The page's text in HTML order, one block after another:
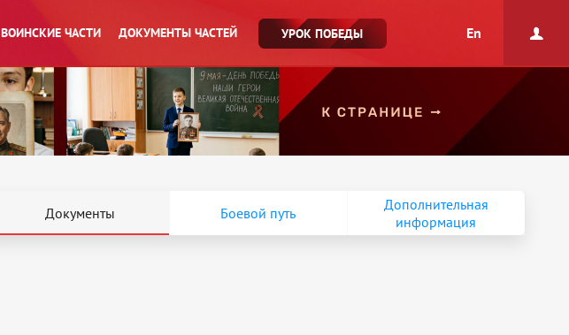
ВОИНСКИЕ ЧАСТИ ДОКУМЕНТЫ ЧАСТЕЙ УРОК ПОБЕДЫ En
Документы Боевой путь
Дополнительная
информация